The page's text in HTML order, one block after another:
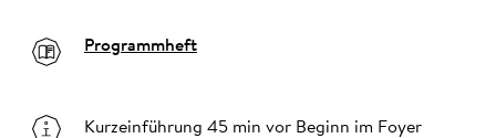
Programmheft
Kurzeinführung 45 min vor Beginn im Foyer